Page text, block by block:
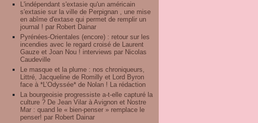
L'indépendant s'extasie qu'un américain
s'extasie sur la ville de Perpignan , une mise
en abîme d'extase qui permet de remplir un
journal ! par Robert Dainar
Pyrénées-Orientales (encore) : retour sur les
incendies avec le regard croisé de Laurent
Gauze et Joan Nou ! interviews par Nicolas
Caudeville
Le masque et la plume : nos chroniqueurs,
Littré, Jacqueline de Romilly et Lord Byron
face à *L’Odyssée* de Nolan ! La rédaction
La bourgeoisie progressiste a-t-elle capturé la
culture ? De Jean Vilar à Avignon et Nostre
Mar : quand le « bien-penser » remplace le
penser! par Robert Dainar